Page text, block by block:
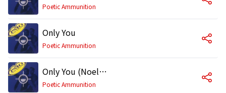
Poetic Ammunition
Only You
Poetic Ammunition
Only You (Noel Edit)
Poetic Ammunition